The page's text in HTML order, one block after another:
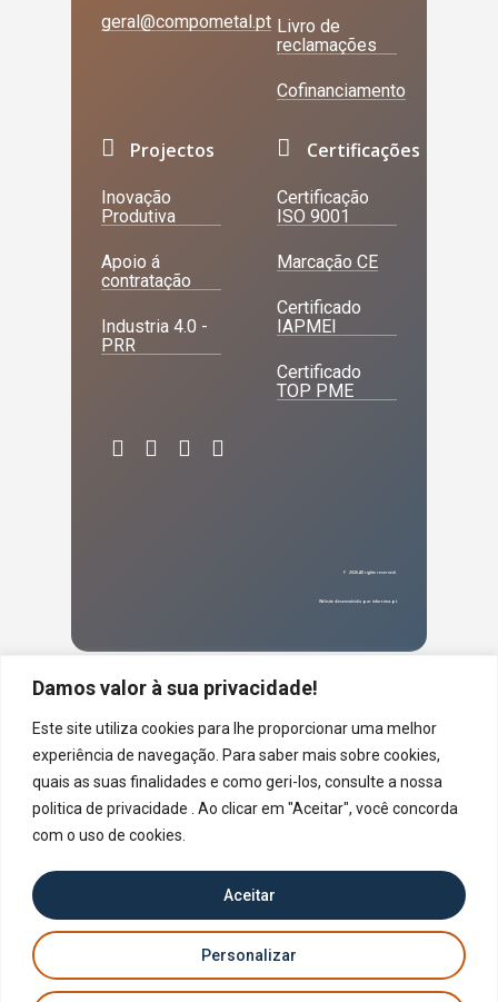
Damos valor à sua privacidade!
Este site utiliza cookies para lhe proporcionar uma melhor
experiência de navegação. Para saber mais sobre cookies,
quais as suas finalidades e como geri-los, consulte a nossa
politica de privacidade . Ao clicar em "Aceitar", você concorda
com o uso de cookies.
Personalizar
Aceitar
geral@compometal.pt Livro de
reclamações
Cofinanciamento
Projectos
Inovação
Produtiva
Apoio á
contratação
Industria 4.0 -
PRR
Certificações
Certificação
ISO 9001
Marcação CE
Certificado
IAPMEI
Certificado
TOP PME
©2026.All rights reserved.
Website desenvolvido porinforcima.pt